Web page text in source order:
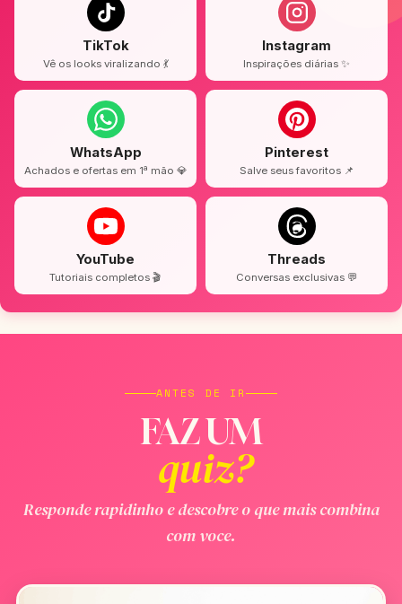
TikTok
Vê os looks viralizando 💃
Instagram
Inspirações diárias ✨
WhatsApp
Achados e ofertas em 1ª mão 💎
Pinterest
Salve seus favoritos 📌
YouTube
Tutoriais completos 🎬
Threads
Conversas exclusivas 💬
ANTES DE IR
FAZ UM
quiz?
Responde rapidinho e descobre o que mais combina
com voce.